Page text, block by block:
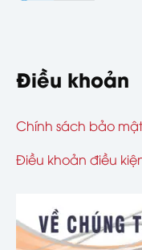
Điều khoản
Chính sách bảo mật
Điều khoản điều